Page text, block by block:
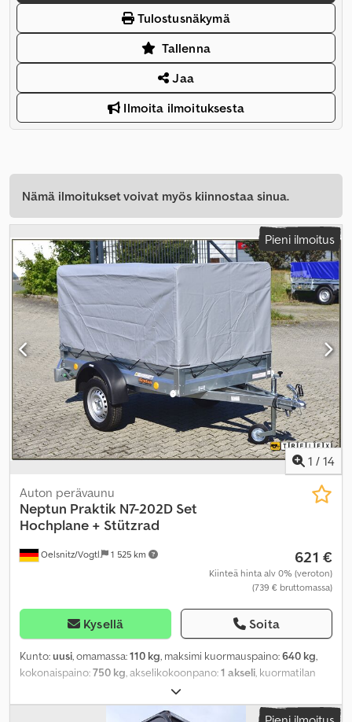
Tulostusnäkymä
Tallenna
Jaa
Ilmoita ilmoituksesta
Nämä ilmoitukset voivat myös kiinnostaa sinua.
Pieni ilmoitus
1 / 14
Oelsnitz/Vogtl. 1 525 km
Auton perävaunu
Neptun Praktik N7-202D Set
Hochplane + Stützrad
621 €
Kiinteä hinta alv 0% (veroton)
(739 € bruttomassa)
Kysellä Soita
Kunto:uusi, omamassa:110 kg, maksimi kuormauspaino:640 kg,
kokonaispaino:750 kg , akselikokoonpano:1 akseli , kuormatilan
, lastitilan leveys:1 140 mm
1 100 mm, kokonaispituus:3 020 mm, kokonaisleveys:1 590 mm,